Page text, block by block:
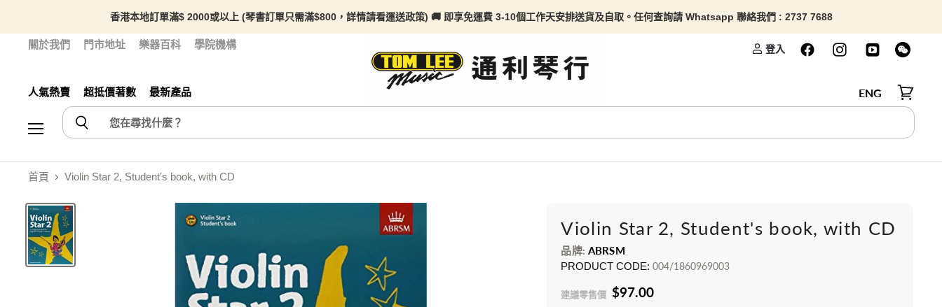
香港本地訂單滿$ 2000或以上 (琴書訂單只需滿$800，詳情請看運送政策) 🚚 即享免運費 3-10個工作天安排送貨及自取。任何查詢請 Whatsapp 聯絡我們 : 2737 7688
關於我們 門市地址 樂器百科 學院機構
人氣熱賣 超抵價著數 最新產品
登入
ENG
檢視購
首頁 Violin Star 2, Student's book, with CD
Violin Star 2, Student's book, with CD
品牌:ABRSM
PRODUCT CODE:004/1860969003
建議零售價 $97.00